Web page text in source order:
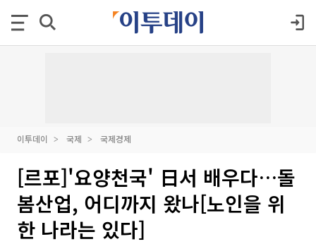
이투데이 국제 국제경제
[르포]'요양천국' 日서 배우다…돌
봄산업, 어디까지 왔나[노인을 위
한 나라는 있다]